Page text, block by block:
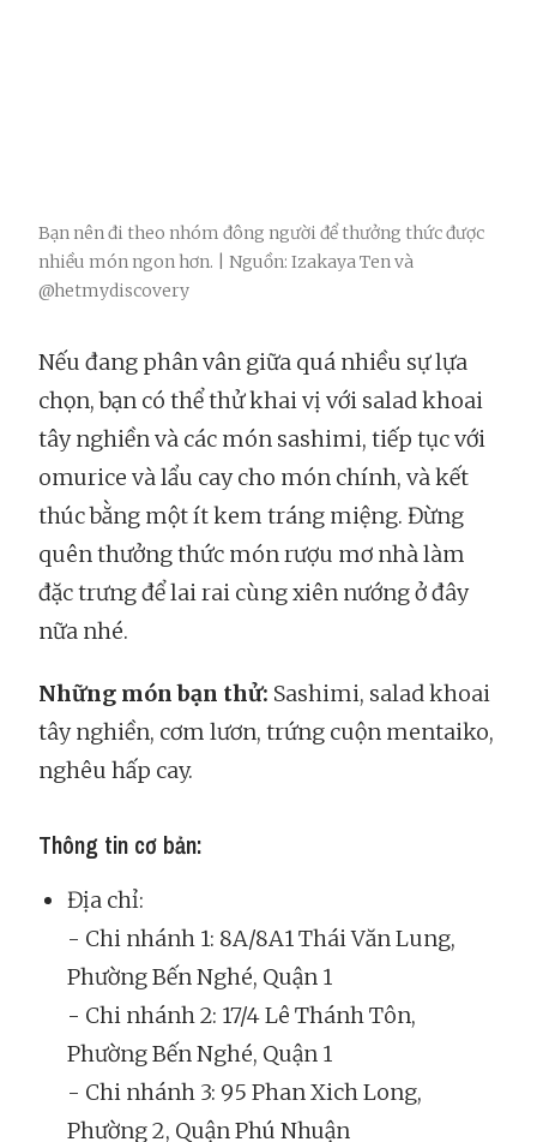
Bạn nên đi theo nhóm đông người để thưởng thức được
nhiều món ngon hơn. | Nguồn: Izakaya Ten và
@hetmydiscovery
Nếu đang phân vân giữa quá nhiều sự lựa
chọn, bạn có thể thử khai vị với salad khoai
tây nghiền và các món sashimi, tiếp tục với
omurice và lẩu cay cho món chính, và kết
thúc bằng một ít kem tráng miệng. Đừng
quên thưởng thức món rượu mơ nhà làm
đặc trưng để lai rai cùng xiên nướng ở đây
nữa nhé.
Những món bạn thử: Sashimi, salad khoai
tây nghiền, cơm lươn, trứng cuộn mentaiko,
nghêu hấp cay.
Thông tin cơ bản:
Địa chỉ:
- Chi nhánh 1: 8A/8A1 Thái Văn Lung,
Phường Bến Nghé, Quận 1
- Chi nhánh 2: 17/4 Lê Thánh Tôn,
Phường Bến Nghé, Quận 1
- Chi nhánh 3: 95 Phan Xich Long,
Phường 2, Quận Phú Nhuận